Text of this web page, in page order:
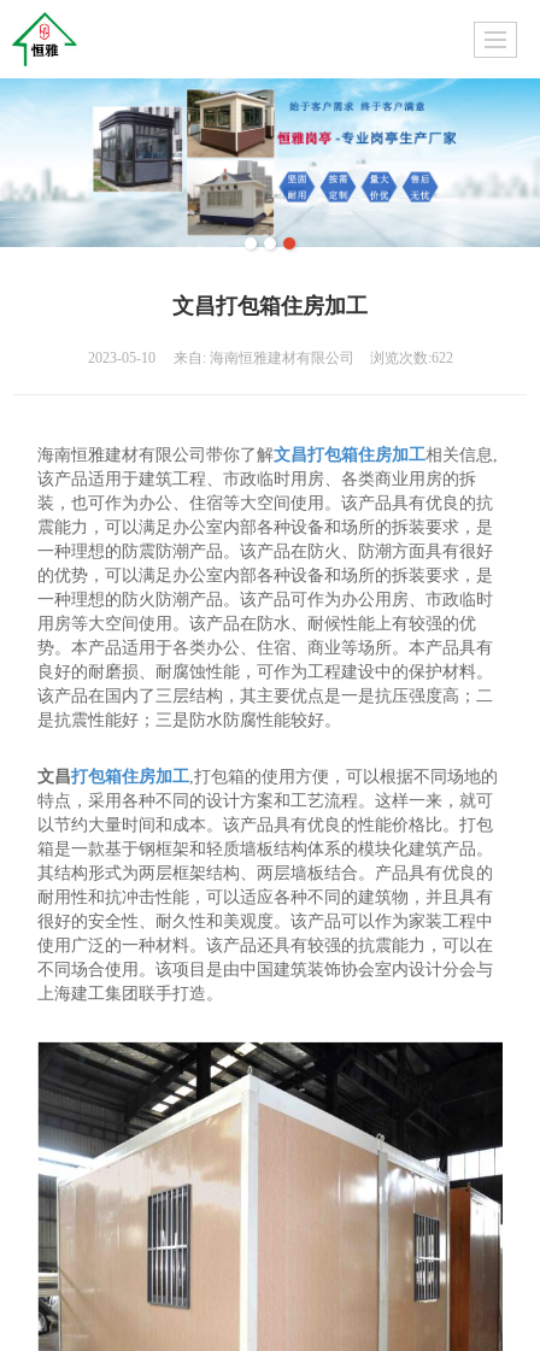
文昌打包箱住房加工
2023-05-10 来自: 海南恒雅建材有限公司 浏览次数:622
海南恒雅建材有限公司带你了解文昌打包箱住房加工相关信息,
该产品适用于建筑工程、市政临时用房、各类商业用房的拆
装，也可作为办公、住宿等大空间使用。该产品具有优良的抗
震能力，可以满足办公室内部各种设备和场所的拆装要求，是
一种理想的防震防潮产品。该产品在防火、防潮方面具有很好
的优势，可以满足办公室内部各种设备和场所的拆装要求，是
一种理想的防火防潮产品。该产品可作为办公用房、市政临时
用房等大空间使用。该产品在防水、耐候性能上有较强的优
势。本产品适用于各类办公、住宿、商业等场所。本产品具有
良好的耐磨损、耐腐蚀性能，可作为工程建设中的保护材料。
该产品在国内了三层结构，其主要优点是一是抗压强度高；二
是抗震性能好；三是防水防腐性能较好。
文昌打包箱住房加工 ,打包箱的使用方便，可以根据不同场地的
特点，采用各种不同的设计方案和工艺流程。这样一来，就可
以节约大量时间和成本。该产品具有优良的性能价格比。打包
箱是一款基于钢框架和轻质墙板结构体系的模块化建筑产品。
其结构形式为两层框架结构、两层墙板结合。产品具有优良的
耐用性和抗冲击性能，可以适应各种不同的建筑物，并且具有
很好的安全性、耐久性和美观度。该产品可以作为家装工程中
使用广泛的一种材料。该产品还具有较强的抗震能力，可以在
不同场合使用。该项目是由中国建筑装饰协会室内设计分会与
上海建工集团联手打造。